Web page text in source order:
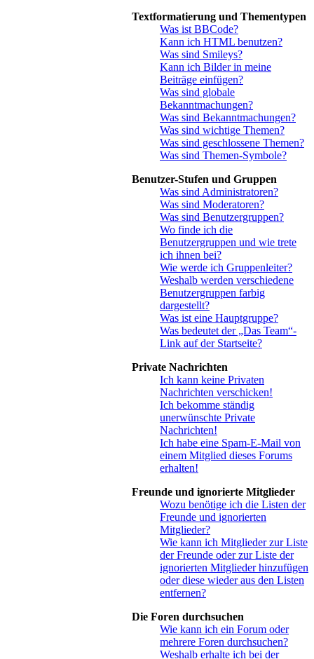
Textformatierung und Thementypen
Was ist BBCode?
Kann ich HTML benutzen?
Was sind Smileys?
Kann ich Bilder in meine
Beiträge einfügen?
Was sind globale
Bekanntmachungen?
Was sind Bekanntmachungen?
Was sind wichtige Themen?
Was sind geschlossene Themen?
Was sind Themen-Symbole?
Benutzer-Stufen und Gruppen
Was sind Administratoren?
Was sind Moderatoren?
Was sind Benutzergruppen?
Wo finde ich die
Benutzergruppen und wie trete
ich ihnen bei?
Wie werde ich Gruppenleiter?
Weshalb werden verschiedene
Benutzergruppen farbig
dargestellt?
Was ist eine Hauptgruppe?
Was bedeutet der „Das Team“-
Link auf der Startseite?
Private Nachrichten
Ich kann keine Privaten
Nachrichten verschicken!
Ich bekomme ständig
unerwünschte Private
Nachrichten!
Ich habe eine Spam-E-Mail von
einem Mitglied dieses Forums
erhalten!
Freunde und ignorierte Mitglieder
Wozu benötige ich die Listen der
Freunde und ignorierten
Mitglieder?
Wie kann ich Mitglieder zur Liste
der Freunde oder zur Liste der
ignorierten Mitglieder hinzufügen
oder diese wieder aus den Listen
entfernen?
Die Foren durchsuchen
Wie kann ich ein Forum oder
mehrere Foren durchsuchen?
Weshalb erhalte ich bei der